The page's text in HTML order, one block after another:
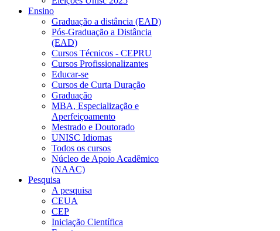
Ensino
Graduação a distância (EAD)
Pós-Graduação a Distância
(EAD)
Cursos Técnicos - CEPRU
Cursos Profissionalizantes
Educar-se
Cursos de Curta Duração
Graduação
MBA, Especialização e
Aperfeiçoamento
Mestrado e Doutorado
UNISC Idiomas
Todos os cursos
Núcleo de Apoio Acadêmico
(NAAC)
Pesquisa
A pesquisa
CEUA
CEP
Iniciação Científica